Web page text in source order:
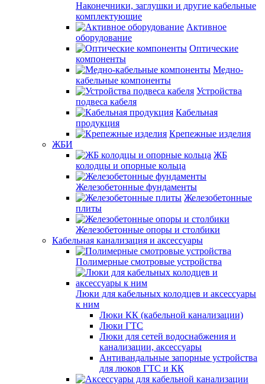
Наконечники, заглушки и другие кабельные
комплектующие
Активное
оборудование
Оптические
компоненты
Медно-
кабельные компоненты
Устройства
подвеса кабеля
Кабельная
продукция
Крепежные изделия
ЖБИ
ЖБ
колодцы и опорные кольца
Железобетонные фундаменты
Железобетонные
плиты
Железобетонные опоры и столбики
Кабельная канализация и аксессуары
Полимерные смотровые устройства
Люки для кабельных колодцев и аксессуары
к ним
Люки КК (кабельной канализации)
Люки ГТС
Люки для сетей водоснабжения и
канализации, аксессуары
Антивандальные запорные устройства
для люков ГТС и КК